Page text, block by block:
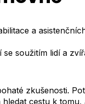
a
soužitím lidí a
zkušenosti.
cestu k tomu,